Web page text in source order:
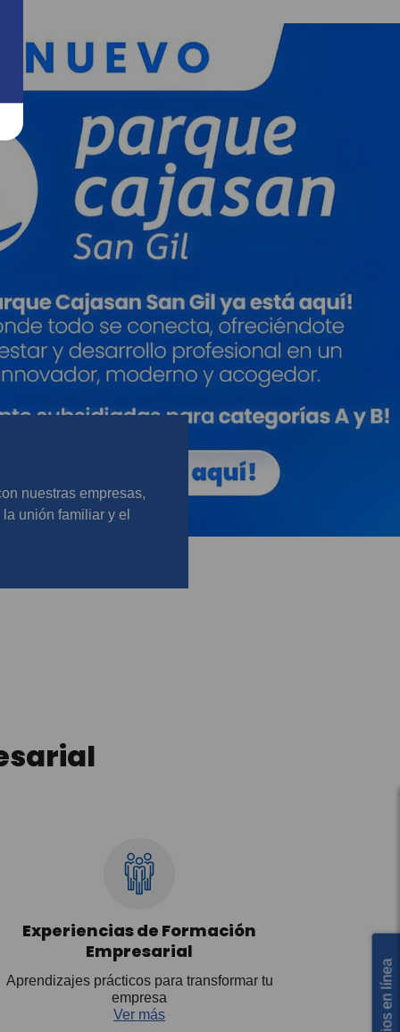
nuestras empresas,
unión familiar y el
Experiencias de Formación
Empresarial
Aprendizajes prácticos para transformar tu
empresa
Ver más